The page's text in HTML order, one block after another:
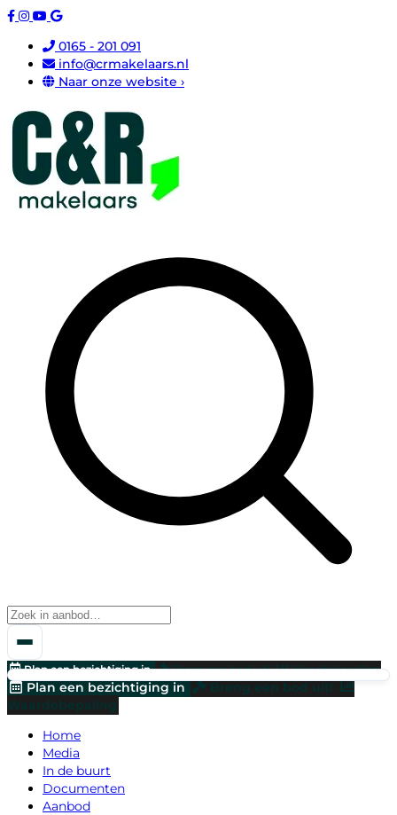
0165 - 201 091
info@crmakelaars.nl
Naar onze website ›
Plan een bezichtiging in Breng een bod uit! Waardebepaling
Plan een bezichtiging in
Breng een bod uit!
Waardebepaling
Home
Media
In de buurt
Documenten
Aanbod